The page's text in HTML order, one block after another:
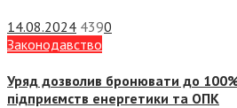
14.08.2024 4390
Законодавство
Уряд дозволив бронювати до 100%
підприємств енергетики та ОПК